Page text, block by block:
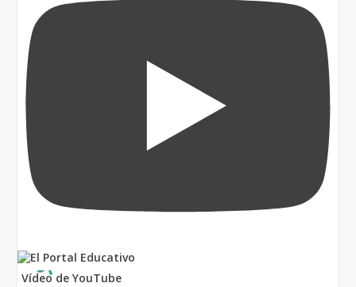
Vídeo de YouTube